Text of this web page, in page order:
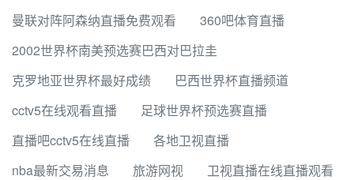
曼联对阵阿森纳直播免费观看
360吧体育直播
2002世界杯南美预选赛巴西对巴拉圭
克罗地亚世界杯最好成绩
巴西世界杯直播频道
cctv5在线观看直播
足球世界杯预选赛直播
直播吧cctv5在线直播
各地卫视直播
nba最新交易消息
旅游网视
卫视直播在线直播观看